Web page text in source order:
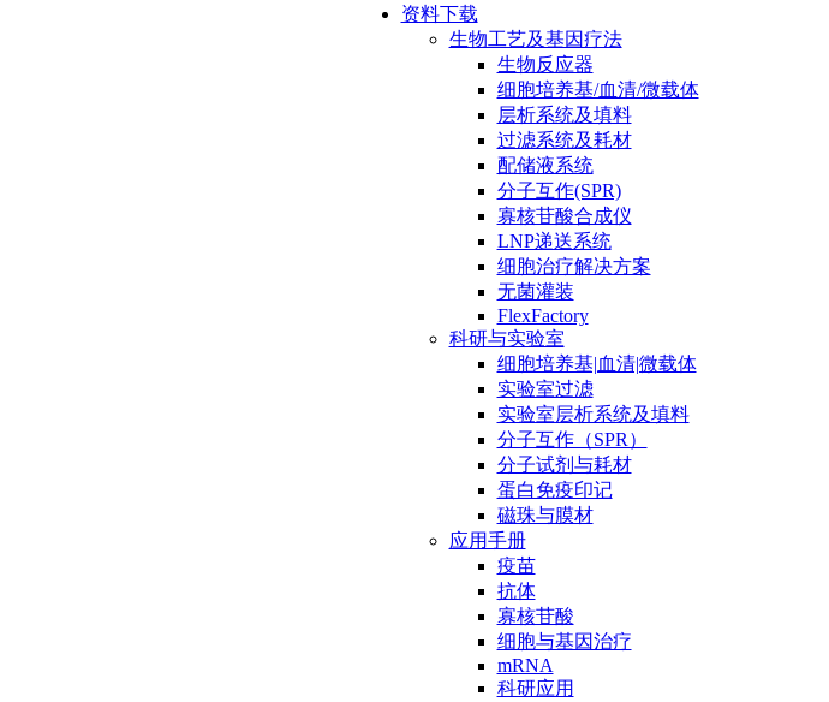
资料下载
生物工艺及基因疗法
生物反应器
细胞培养基/血清/微载体
层析系统及填料
过滤系统及耗材
配储液系统
分子互作(SPR)
寡核苷酸合成仪
LNP递送系统
细胞治疗解决方案
无菌灌装
FlexFactory
科研与实验室
细胞培养基|血清|微载体
实验室过滤
实验室层析系统及填料
分子互作（SPR）
分子试剂与耗材
蛋白免疫印记
磁珠与膜材
应用手册
疫苗
抗体
寡核苷酸
细胞与基因治疗
mRNA
科研应用